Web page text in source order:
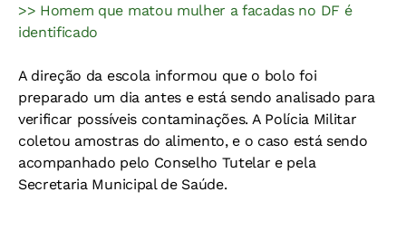
>> Homem que matou mulher a facadas no DF é
identificado
A direção da escola informou que o bolo foi
preparado um dia antes e está sendo analisado para
verificar possíveis contaminações. A Polícia Militar
coletou amostras do alimento, e o caso está sendo
acompanhado pelo Conselho Tutelar e pela
Secretaria Municipal de Saúde.